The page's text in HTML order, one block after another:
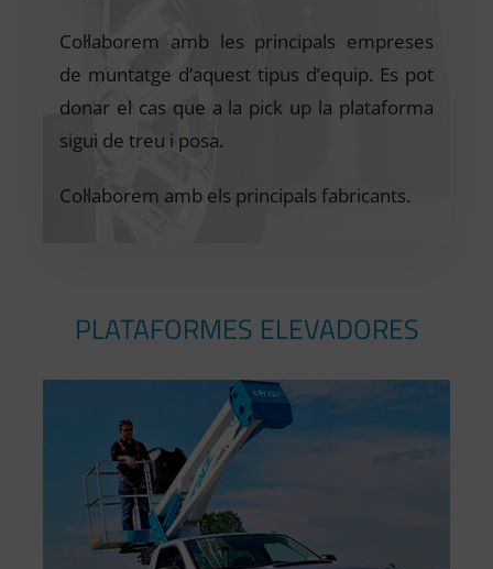
Col·laborem amb les principals empreses
de muntatge d’aquest tipus d’equip. Es pot
donar el cas que a la pick up la plataforma
sigui de treu i posa.
Col·laborem amb els principals fabricants.
PLATAFORMES ELEVADORES